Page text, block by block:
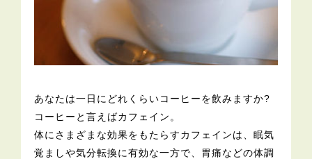
あなたは一日にどれくらいコーヒーを飲みますか?
コーヒーと言えばカフェイン。
体にさまざまな効果をもたらすカフェインは、眠気
覚ましや気分転換に有効な一方で、胃痛などの体調